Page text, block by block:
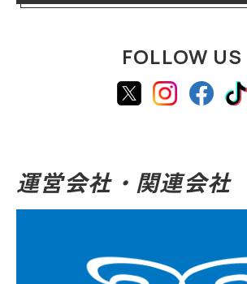
FOLLOW US
運営会社・関連会社